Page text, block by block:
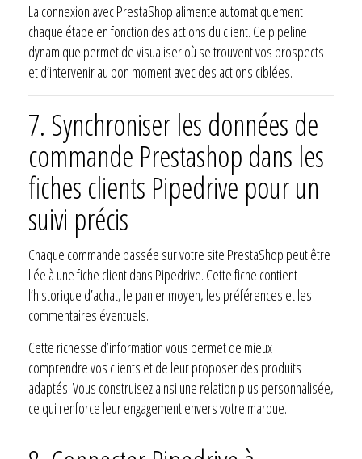
La connexion avec PrestaShop alimente automatiquement
chaque étape en fonction des actions du client. Ce pipeline
dynamique permet de visualiser où se trouvent vos prospects
et d’intervenir au bon moment avec des actions ciblées.
7. Synchroniser les données de
commande Prestashop dans les
fiches clients Pipedrive pour un
suivi précis
Chaque commande passée sur votre site PrestaShop peut être
liée à une fiche client dans Pipedrive. Cette fiche contient
l’historique d’achat, le panier moyen, les préférences et les
commentaires éventuels.
Cette richesse d’information vous permet de mieux
comprendre vos clients et de leur proposer des produits
adaptés. Vous construisez ainsi une relation plus personnalisée,
ce qui renforce leur engagement envers votre marque.